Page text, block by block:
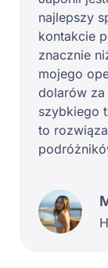
najlepszy
kontakcie
znacznie
mojego
dolarów
szybkiego
to